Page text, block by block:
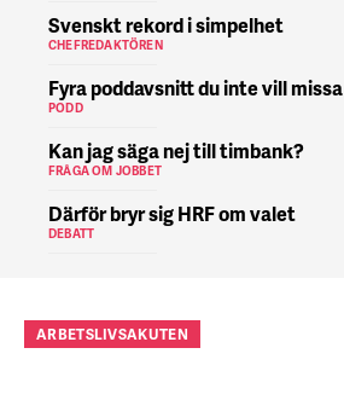
Svenskt rekord i simpelhet
CHEFREDAKTÖREN
Fyra poddavsnitt du inte vill missa
PODD
Kan jag säga nej till timbank?
FRÅGA OM JOBBET
Därför bryr sig HRF om valet
DEBATT
ARBETSLIVSAKUTEN